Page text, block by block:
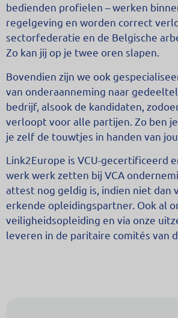
bedienden profielen – werken
regelgeving en worden correct
sectorfederatie en de Belgische
Zo kan jij op je twee oren slapen.
Bovendien zijn we ook
van onderaanneming naar
bedrijf, alsook de kandidaten,
verloopt voor alle partijen. Zo ben
je zelf de touwtjes in handen van
Link2Europe is VCU-gecertificeerd
werk werk zetten bij VCA
attest nog geldig is, indien niet dan
erkende opleidingspartner. Ook al
veiligheidsopleiding en via onze
leveren in de paritaire comités van